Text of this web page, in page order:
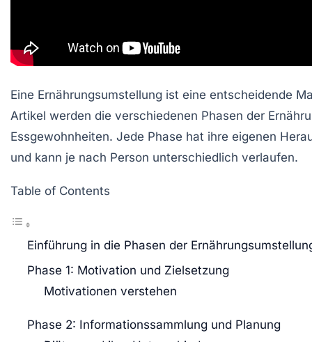
Eine Ernährungsumstellung ist eine entscheidende
Artikel werden die verschiedenen Phasen der
Essgewohnheiten. Jede Phase hat ihre eigenen
und kann je nach Person unterschiedlich verlaufen.
Table of Contents
Einführung in die Phasen der
Phase 1: Motivation und Zielsetzung
Motivationen verstehen
Phase 2: Informationssammlung und Planung